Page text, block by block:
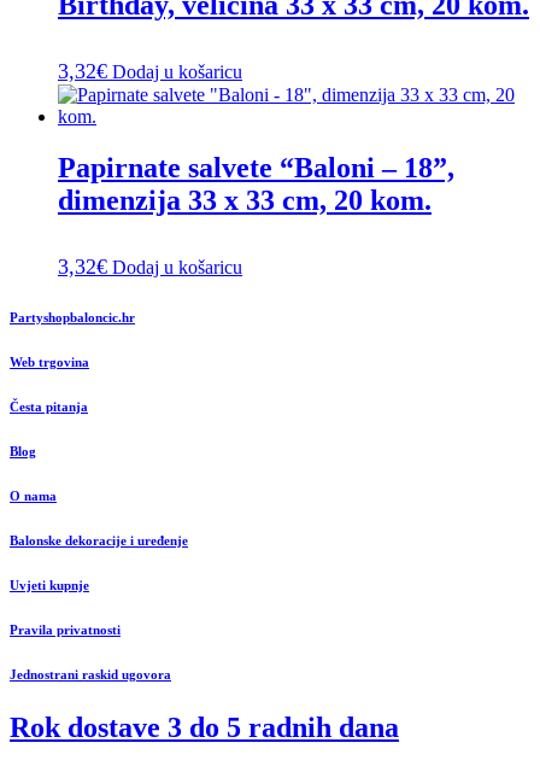
3,32€ Dodaj u košaricu
Papirnate salvete “Baloni – 18”,
dimenzija 33 x 33 cm, 20 kom.
3,32€ Dodaj u košaricu
Partyshopbaloncic.hr
Web trgovina
Česta pitanja
Blog
O nama
Balonske dekoracije i uređenje
Uvjeti kupnje
Pravila privatnosti
Jednostrani raskid ugovora
Rok dostave 3 do 5 radnih dana